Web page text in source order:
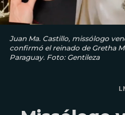
Juan Ma. Castillo, missólogo
confirmó el reinado de Gretha
Paraguay. Foto: Gentileza